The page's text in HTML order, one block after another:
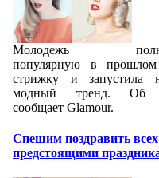
Молодежь
популярную в
стрижку и запустила
модный тренд. Об
сообщает Glamour.
Спешим поздравить всех
предстоящими